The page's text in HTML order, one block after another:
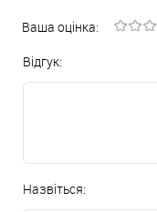
Ваша оцінка:
Відгук:
Назвіться: